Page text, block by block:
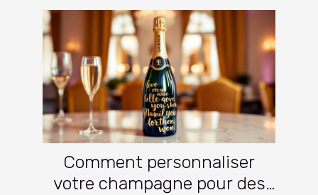
Comment personnaliser
votre champagne pour des